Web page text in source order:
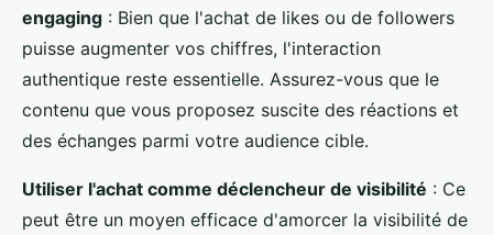
engaging : Bien que l'achat de likes ou de followers
puisse augmenter vos chiffres, l'interaction
authentique reste essentielle. Assurez-vous que le
contenu que vous proposez suscite des réactions et
des échanges parmi votre audience cible.
Utiliser l'achat comme déclencheur de visibilité : Ce
peut être un moyen efficace d'amorcer la visibilité de